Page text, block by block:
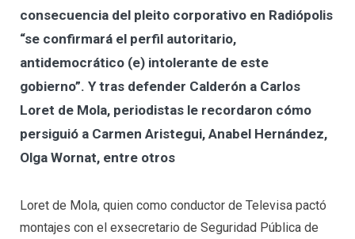
consecuencia del pleito corporativo en Radiópolis
“se confirmará el perfil autoritario,
antidemocrático (e) intolerante de este
gobierno”. Y tras defender Calderón a Carlos
Loret de Mola, periodistas le recordaron cómo
persiguió a Carmen Aristegui, Anabel Hernández,
Olga Wornat, entre otros
Loret de Mola, quien como conductor de Televisa pactó
montajes con el exsecretario de Seguridad Pública de